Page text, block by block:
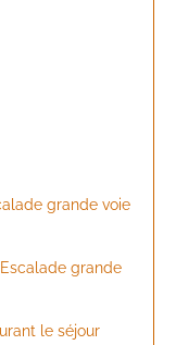
grande voie
grande
le séjour